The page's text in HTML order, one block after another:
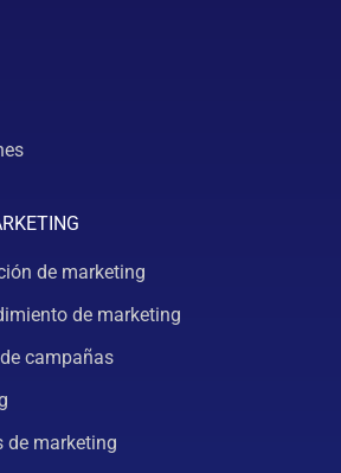
de marketing
de marketing
campañas
de marketing